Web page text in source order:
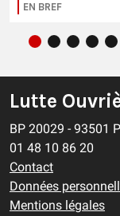
EN BREF
Lutte
BP 20029 - 93501
01 48 10 86 20
Contact
Données
Mentions légales